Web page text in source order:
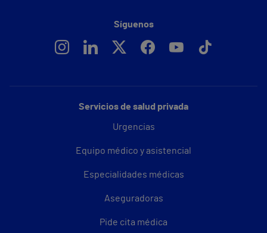
Servicios de salud privada
Urgencias
Equipo médico y asistencial
Especialidades médicas
Aseguradoras
Pide cita médica
Síguenos